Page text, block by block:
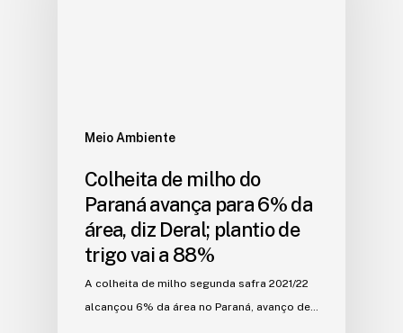
Meio Ambiente
Colheita de milho do
Paraná avança para 6% da
área, diz Deral; plantio de
trigo vai a 88%
A colheita de milho segunda safra 2021/22
alcançou 6% da área no Paraná, avanço de…